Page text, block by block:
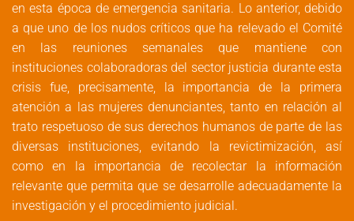
en esta época de emergencia sanitaria. Lo anterior, debido
a que uno de los nudos críticos que ha relevado el Comité
en las reuniones semanales que mantiene con
instituciones colaboradoras del sector justicia durante esta
crisis fue, precisamente, la importancia de la primera
atención a las mujeres denunciantes, tanto en relación al
trato respetuoso de sus derechos humanos de parte de las
diversas instituciones, evitando la revictimización, así
como en la importancia de recolectar la información
relevante que permita que se desarrolle adecuadamente la
investigación y el procedimiento judicial.